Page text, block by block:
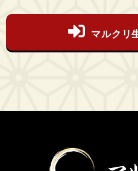
マルクリ